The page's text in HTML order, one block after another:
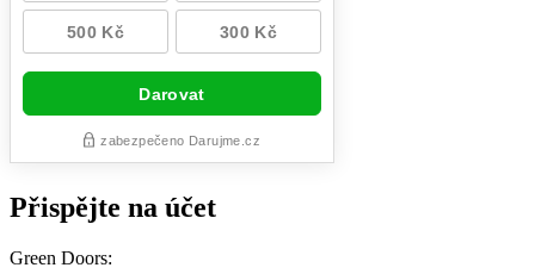
Přispějte na účet
Green Doors: